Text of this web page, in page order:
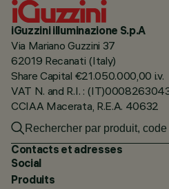
iGuzzini illuminazione S.p.A
Via Mariano Guzzini 37
62019 Recanati (Italy)
Share Capital €21.050.000,00 i.v.
VAT N. and R.I. :
CCIAA Macerata, R.E.A. 40632
Contacts et adresses
Social
Produits